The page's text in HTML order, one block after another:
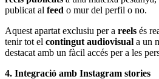
publicat al feed o mur del perfil o no.
Aquest apartat exclusiu per a reels és
tenir tot el contingut audiovisual a un
destacat amb un fàcil accés per a les
4. Integració amb Instagram stories